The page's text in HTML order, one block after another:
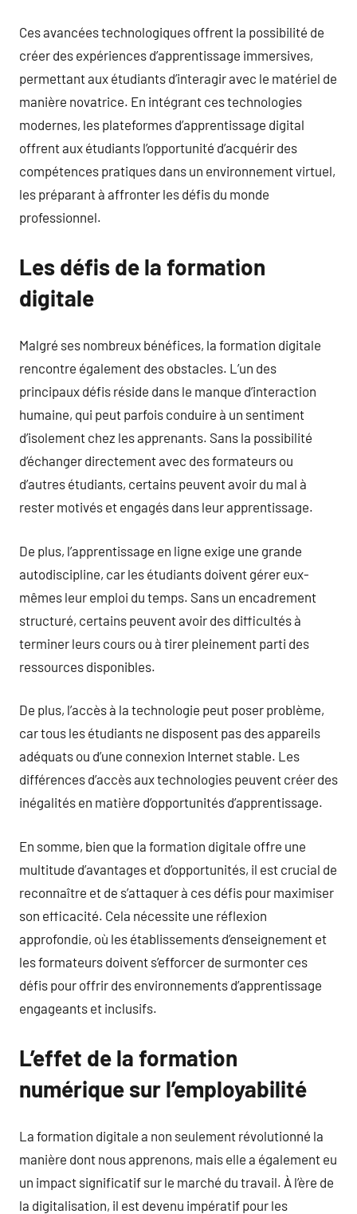
Ces avancées technologiques offrent la possibilité de
créer des expériences d’apprentissage immersives,
permettant aux étudiants d’interagir avec le matériel de
manière novatrice. En intégrant ces technologies
modernes, les plateformes d’apprentissage digital
offrent aux étudiants l’opportunité d’acquérir des
compétences pratiques dans un environnement virtuel,
les préparant à affronter les défis du monde
professionnel.
Les défis de la formation
digitale
Malgré ses nombreux bénéfices, la formation digitale
rencontre également des obstacles. L’un des
principaux défis réside dans le manque d’interaction
humaine, qui peut parfois conduire à un sentiment
d’isolement chez les apprenants. Sans la possibilité
d’échanger directement avec des formateurs ou
d’autres étudiants, certains peuvent avoir du mal à
rester motivés et engagés dans leur apprentissage.
De plus, l’apprentissage en ligne exige une grande
autodiscipline, car les étudiants doivent gérer eux-
mêmes leur emploi du temps. Sans un encadrement
structuré, certains peuvent avoir des difficultés à
terminer leurs cours ou à tirer pleinement parti des
ressources disponibles.
De plus, l’accès à la technologie peut poser problème,
car tous les étudiants ne disposent pas des appareils
adéquats ou d’une connexion Internet stable. Les
différences d’accès aux technologies peuvent créer des
inégalités en matière d’opportunités d’apprentissage.
En somme, bien que la formation digitale offre une
multitude d’avantages et d’opportunités, il est crucial de
reconnaître et de s’attaquer à ces défis pour maximiser
son efficacité. Cela nécessite une réflexion
approfondie, où les établissements d’enseignement et
les formateurs doivent s’efforcer de surmonter ces
défis pour offrir des environnements d’apprentissage
engageants et inclusifs.
L’effet de la formation
numérique sur l’employabilité
La formation digitale a non seulement révolutionné la
manière dont nous apprenons, mais elle a également eu
un impact significatif sur le marché du travail. À l’ère de
la digitalisation, il est devenu impératif pour les